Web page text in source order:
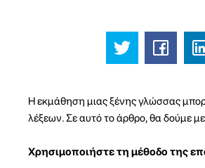
Η εκμάθηση μιας ξένης γλώσσας
λέξεων. Σε αυτό το άρθρο, θα δούμε
Χρησιμοποιήστε τη μέθοδο της